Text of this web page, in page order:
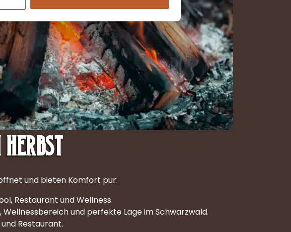
und bieten Komfort pur:
Restaurant und Wellness.
Wellnessbereich und perfekte Lage im Schwarzwald.
Restaurant.